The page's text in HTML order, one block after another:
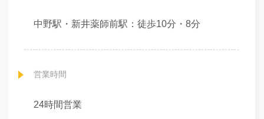
中野駅・新井薬師前駅：徒歩10分・8分
営業時間
24時間営業